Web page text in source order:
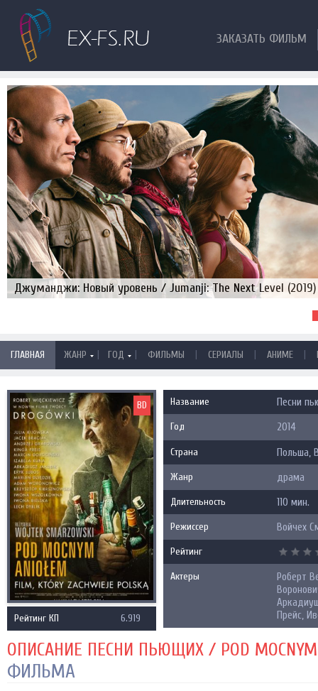
ЗАКАЗАТЬ ФИЛЬМ
Джуманджи: Новый уровень / Jumanji: The Next Level (2019)
ГЛАВНАЯ ЖАНР | ГОД | ФИЛЬМЫ | СЕРИАЛЫ | АНИМЕ |
BD
Рейтинг КП 6.919
Название Песни
Год 2014
Страна Польша,
Жанр драма
Длительность 110 мин.
Режиссер Войчех
Рейтинг
Актеры
Роберт
Прейс,
ОПИСАНИЕ ПЕСНИ ПЬЮЩИХ / POD MOCNYM
ФИЛЬМА